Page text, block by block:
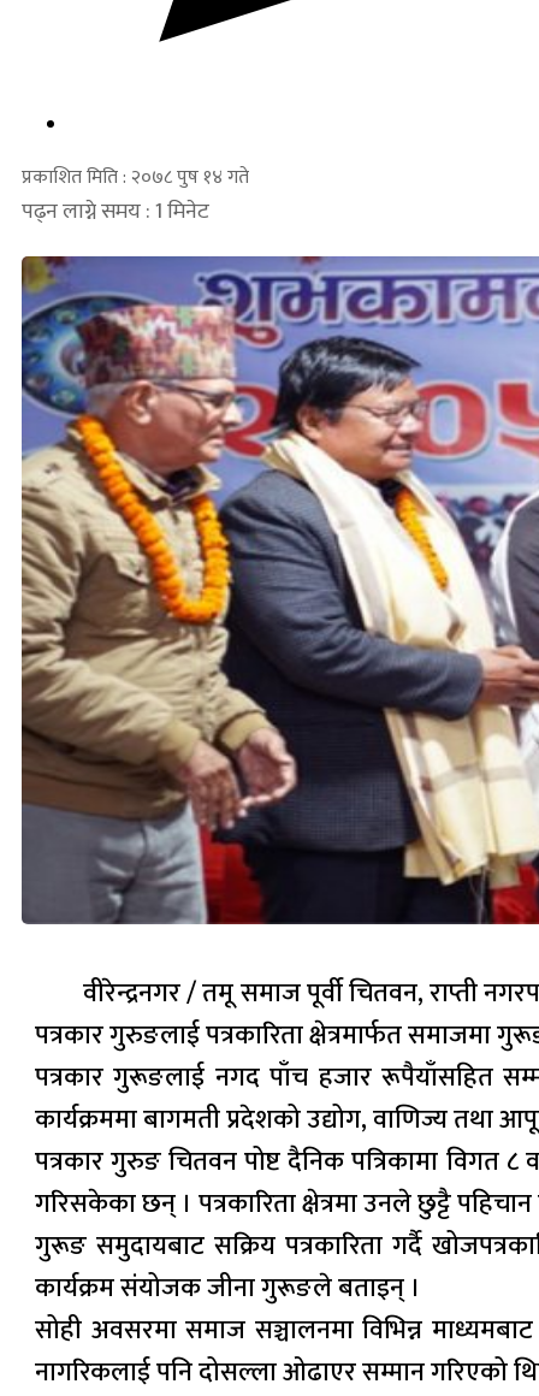
प्रकाशित मिति : २०७८ पुष १४ गते
पढ्न लाग्ने समय : 1 मिनेट
वीरेन्द्रनगर / तमू समाज पूर्वी चितवन, राप्ती
पत्रकार गुरुङलाई पत्रकारिता क्षेत्रमार्फत समाजमा
पत्रकार गुरूङलाई नगद पाँच हजार रूपैयाँसहित
कार्यक्रममा बागमती प्रदेशको उद्योग, वाणिज्य तथा
पत्रकार गुरुङ चितवन पोष्ट दैनिक पत्रिकामा
गरिसकेका छन् । पत्रकारिता क्षेत्रमा उनले छुट्टै
गुरूङ समुदायबाट सक्रिय पत्रकारिता गर्दै
कार्यक्रम संयोजक जीना गुरूङले बताइन् ।
सोही अवसरमा समाज सञ्चालनमा विभिन्न
नागरिकलाई पनि दोसल्ला ओढाएर सम्मान गरिएको